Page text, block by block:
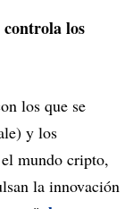
los
los que se
y los
mundo cripto,
la innovación